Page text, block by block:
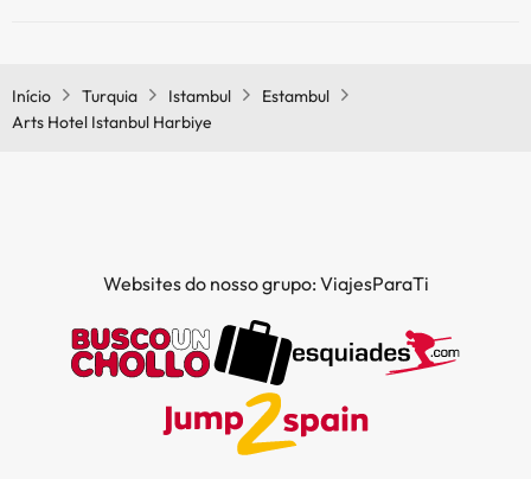
Início Turquia Istambul
Estambul
Arts Hotel Istanbul Harbiye
Websites do nosso grupo: ViajesParaTi